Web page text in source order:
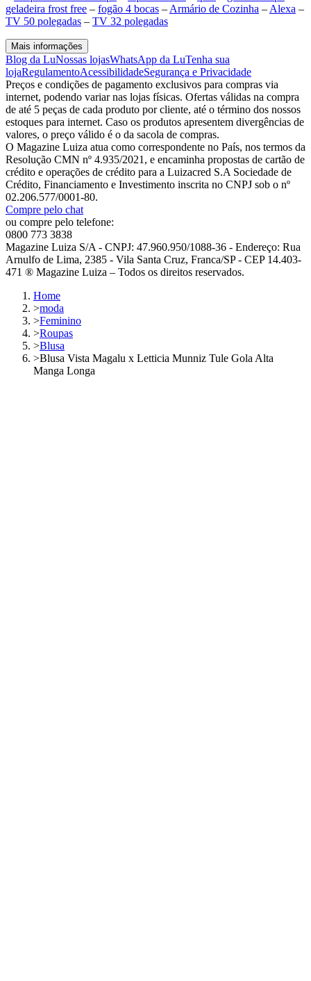
geladeira frost free – fogão 4 bocas – Armário de Cozinha – Alexa –
TV 50 polegadas – TV 32 polegadas
Mais informações
Blog da LuNossas lojasWhatsApp da LuTenha sua
lojaRegulamentoAcessibilidadeSegurança e Privacidade
Preços e condições de pagamento exclusivos para compras via
internet, podendo variar nas lojas físicas. Ofertas válidas na compra
de até 5 peças de cada produto por cliente, até o término dos nossos
estoques para internet. Caso os produtos apresentem divergências de
valores, o preço válido é o da sacola de compras.
O Magazine Luiza atua como correspondente no País, nos termos da
Resolução CMN nº 4.935/2021, e encaminha propostas de cartão de
crédito e operações de crédito para a Luizacred S.A Sociedade de
Crédito, Financiamento e Investimento inscrita no CNPJ sob o nº
02.206.577/0001-80.
Compre pelo chat
ou compre pelo telefone:
0800 773 3838
Magazine Luiza S/A - CNPJ: 47.960.950/1088-36 - Endereço: Rua
Arnulfo de Lima, 2385 - Vila Santa Cruz, Franca/SP - CEP 14.403-
471 ® Magazine Luiza – Todos os direitos reservados.
Home
>moda
>Feminino
>Roupas
>Blusa
>Blusa Vista Magalu x Letticia Munniz Tule Gola Alta
Manga Longa